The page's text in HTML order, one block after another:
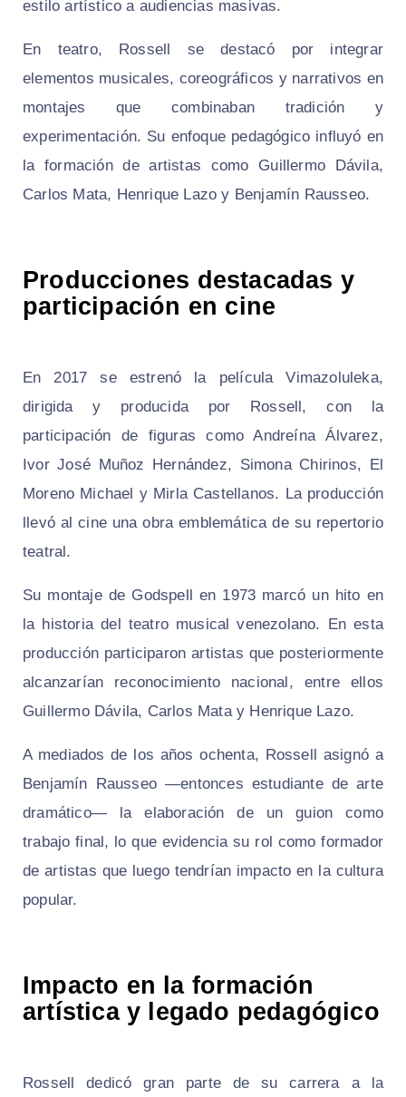
estilo artístico a audiencias masivas.
En teatro, Rossell se destacó por integrar
elementos musicales, coreográficos y narrativos en
montajes que combinaban tradición y
experimentación. Su enfoque pedagógico influyó en
la formación de artistas como Guillermo Dávila,
Carlos Mata, Henrique Lazo y Benjamín Rausseo.
Producciones destacadas y
participación en cine
En 2017 se estrenó la películaVimazoluleka,
dirigida y producida por Rossell, con la
participación de figuras como Andreína Álvarez,
Ivor José Muñoz Hernández, Simona Chirinos, El
Moreno Michael y Mirla Castellanos. La producción
llevó al cine una obra emblemática de su repertorio
teatral.
Su montaje de Godspell
en 1973 marcó un hito en
la historia del teatro musical venezolano. En esta
producción participaron artistas que posteriormente
alcanzarían reconocimiento nacional, entre ellos
Guillermo Dávila, Carlos Mata y Henrique Lazo.
A mediados de los años ochenta, Rossell asignó a
Benjamín Rausseo —entonces estudiante de arte
dramático— la elaboración de un guion como
trabajo final, lo que evidencia su rol como formador
de artistas que luego tendrían impacto en la cultura
popular.
Impacto en la formación
artística y legado pedagógico
Rossell dedicó gran parte de su carrera a la